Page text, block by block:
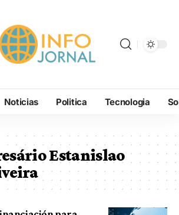
Noticias Politica Tecnologia
Estanislao